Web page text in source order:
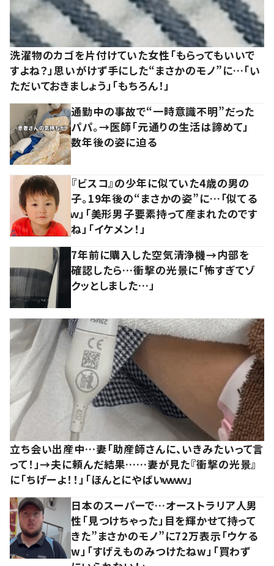
洗濯物のカゴを片付けていた女性「もらってもいいで
すよね？」思いがけず手にした“まさかのモノ”に…「い
ただいておきましょう」「もちろん！」
通勤中の事故で“一時意識不明”だった
パパ。→医師「元通りの生活は諦めて」
数年後の姿に迫る
『ビスコ』の少年に似ていた4歳の男の
子。19年後の“まさかの姿”に…「似てる
ｗ」「美形男子要素持って産まれたのです
ね」「イケメン！」
7年前に購入した空気清浄機→内部を
確認したら…衝撃の光景に「怖すぎてゾ
クッとしました…」
立ち会い出産中…妻「助産師さんに、いきみたいって言
って！」→夫に頼んだ結果……妻が見た『衝撃の光景』
に「ちげーよ！！」「ほんとにやばいｗｗｗ」
日本のスーパーで…オーストラリア人男
性「見つけちゃった」目を輝かせて持って
きた”まさかのモノ”に72万表示「ウケる
w」「すげえものみつけたねw」「買わず